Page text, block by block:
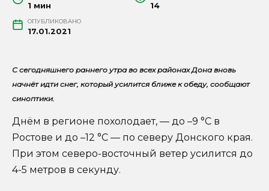
1 мин 14
ОПУБЛИКОВАНО
17.01.2021
С сегодняшнего раннего утра во всех районах Дона вновь
начнёт идти снег, который усилится ближе к обеду, сообщают
синоптики.
Днём в регионе похолодает, — до –9 °С в
Ростове и до –12 °С — по северу Донского края.
При этом северо-восточный ветер усилится до
4-5 метров в секунду.